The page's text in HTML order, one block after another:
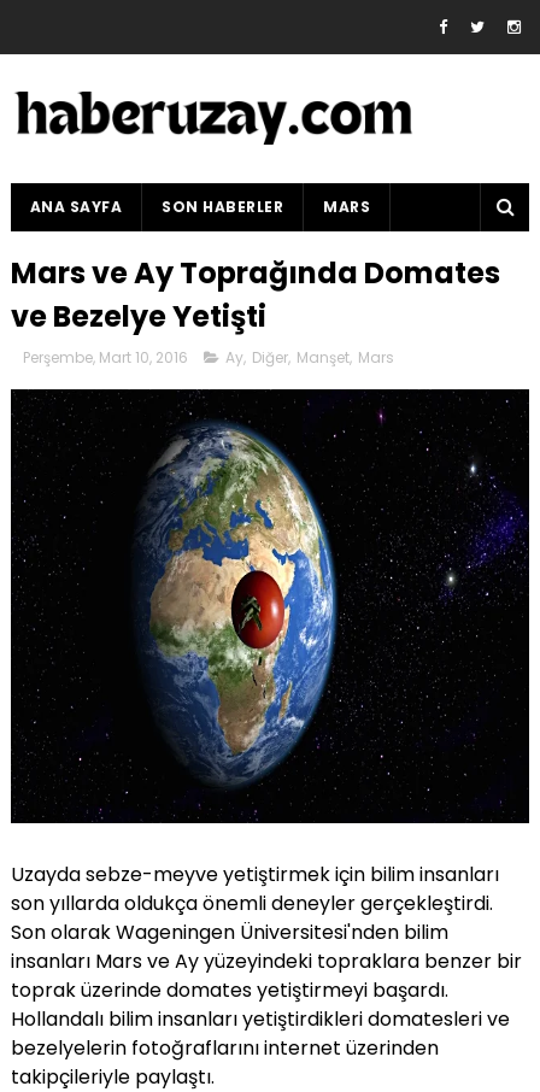
ANA SAYFA SON HABERLER MARS
Mars ve Ay Toprağında Domates
ve Bezelye Yetişti
Perşembe, Mart 10, 2016 Ay, Diğer, Manşet, Mars
Uzayda sebze-meyve yetiştirmek için bilim insanları
son yıllarda oldukça önemli deneyler gerçekleştirdi.
Son olarak Wageningen Üniversitesi'nden bilim
insanları Mars ve Ay yüzeyindeki topraklara benzer bir
toprak üzerinde domates yetiştirmeyi başardı.
Hollandalı bilim insanları yetiştirdikleri domatesleri ve
bezelyelerin fotoğraflarını internet üzerinden
takipçileriyle paylaştı.